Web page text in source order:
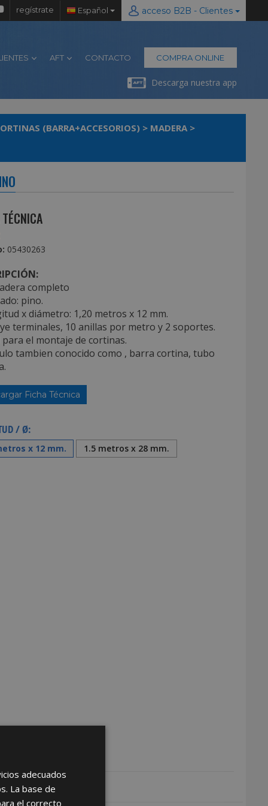
regístrate Español acceso B2B - Clientes
AFT CONTACTO COMPRA ONLINE
Descarga nuestra app
(BARRA+ACCESORIOS) > MADERA >
05430263
completo
pino.
x diámetro: 1,20 metros x 12 mm.
terminales, 10 anillas por metro y 2 soportes.
para el montaje de cortinas.
tambien conocido como , barra cortina, tubo
Ficha Técnica
/ Ø:
x 12 mm. 1.5 metros x 28 mm.
adecuados
La base de
el correcto